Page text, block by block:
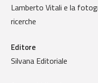
Lamberto Vitali e la
ricerche
Editore
Silvana Editoriale